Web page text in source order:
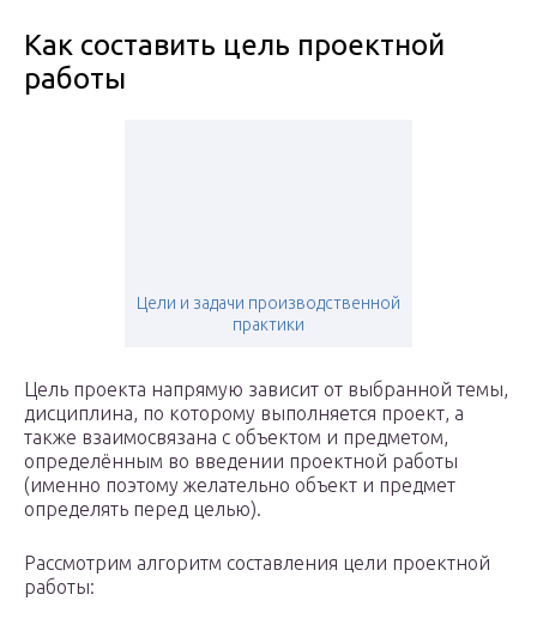
Как составить цель проектной
работы
Цели и задачи производственной
практики
Цель проекта напрямую зависит от выбранной темы,
дисциплина, по которому выполняется проект, а
также взаимосвязана с объектом и предметом,
определённым во введении проектной работы
(именно поэтому желательно объект и предмет
определять перед целью).
Рассмотрим алгоритм составления цели проектной
работы: